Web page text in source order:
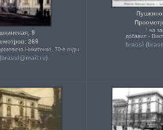
9
269
Никитенко, 70-е годы
brassl@mail.ru)
* на
добавил -
brassl (